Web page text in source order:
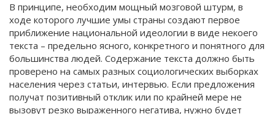
В принципе, необходим мощный мозговой штурм, в
ходе которого лучшие умы страны создают первое
приближение национальной идеологии в виде некоего
текста – предельно ясного, конкретного и понятного для
большинства людей. Содержание текста должно быть
проверено на самых разных социологических выборках
населения через статьи, интервью. Если предложения
получат позитивный отклик или по крайней мере не
вызовут резко выраженного негатива, нужно будет